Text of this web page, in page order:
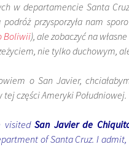
w departamencie Santa
podróż przysporzyła nam
Boliwii), ale zobaczyć na
nie tylko duchowym,
o San Javier,
części Ameryki Południowej.
visited San Javier de
of Santa Cruz. I